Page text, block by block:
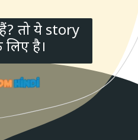
तो ये story
है।